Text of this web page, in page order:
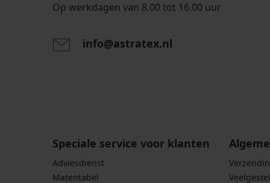
Op werkdagen van 8.00 tot 16.00 uur
info@astratex.nl
Speciale service voor klanten
Adviesdienst
Matentabel